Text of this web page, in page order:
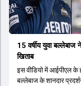
15 वर्षीय युवा
खिताब
इस वीडियो में आईपीएल के
बल्लेबाज के शानदार